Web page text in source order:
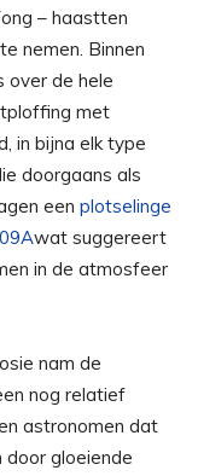
– haastten
nemen. Binnen
over de hele
met
in bijna elk type
doorgaans als
een plotselinge
wat suggereert
in de atmosfeer
nam de
nog relatief
astronomen dat
door gloeiende